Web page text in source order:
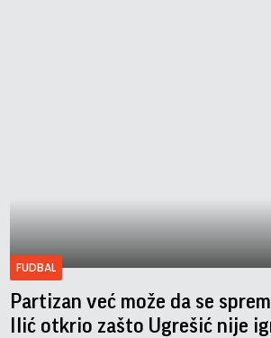
FUDBAL
Partizan već može da se
Ilić otkrio zašto Ugrešić nije